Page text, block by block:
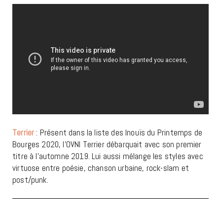
Terrier : Présent dans la liste des Inouïs du Printemps de
Bourges 2020, l’OVNI Terrier débarquait avec son premier
titre à l’automne 2019. Lui aussi mélange les styles avec
virtuose entre poésie, chanson urbaine, rock-slam et
post/punk.